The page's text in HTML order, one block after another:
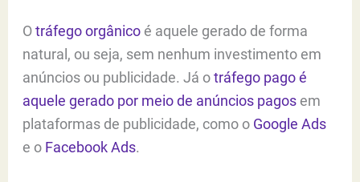
Otráfego orgânico é aquele gerado de forma
natural, ou seja, sem nenhum investimento em
anúncios ou publicidade. Já otráfego pago é
aquele gerado por meio de anúncios pagos em
plataformas de publicidade, como o Google Ads
e o Facebook Ads.